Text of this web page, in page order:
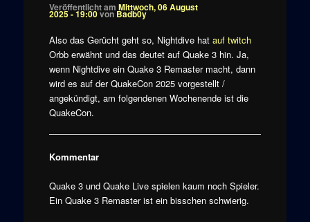
Veröffentlicht am Mittwoch, 06 August
2025 - 19:00vonBadb0y
Also das Gerücht geht so, Nightdive hat auf twitch
Orbb erwähnt und das deutet auf Quake 3 hin. Ja,
wenn Nightdive ein Quake 3 Remaster macht, dann
wird es auf der QuakeCon 2025 vorgestellt /
angekündigt, am folgendenen Wochenende ist die
QuakeCon.
Kommentar
Quake 3 und Quake Live spielen kaum noch Spieler.
Ein Quake 3 Remaster ist ein bisschen schwierig.